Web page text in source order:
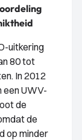
uitkering
80 tot
In 2012
een UWV-
de
de
op minder